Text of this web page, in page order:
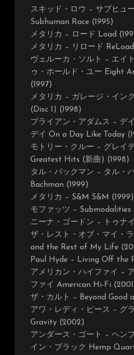
スキッド・ロウ – サブヒュ
Subhuman Race (1995)
メタリカ – ロード Load
メタリカ – リロード
ヴェルーカ・ソルト – エイ
ゥ・ホールド・ユー Eight
(1997)
メタリカ – ガレージ・イン
(Disc 1) (1998)
ブライアン・アダムス – デ
デイ On a Day Like Today
モトリー・クルー – グレイ
Greatest Hits (新曲) (1998)
タル・バックマン – タル・
Bachman (1999)
メタリカ – S&M S&M (1999)
モファッツ –
ニーナ・ゴードン – トゥナ
ザ・レスト・オブ・マイ・
and the Rest of My Life
Paul Hyde – Living Off the
アメリカン・ハイファイ –
ファイ American Hi-Fi
ザ・カルト – Beyond Good
アワ・レディ・ピース – グ
Gravity (2002)
アンダース・ゴート – ヘン
イン・ブラック Hemp